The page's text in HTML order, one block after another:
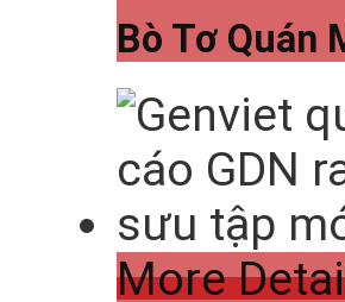
Bò Tơ Quán
More